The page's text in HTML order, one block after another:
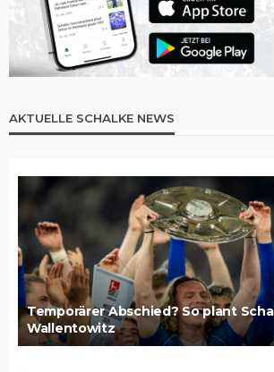
AKTUELLE SCHALKE NEWS
Temporärer Abschied? So plant
Wallentowitz